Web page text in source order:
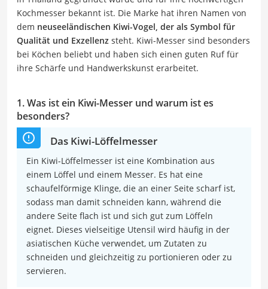
Kochmesser bekannt ist. Die Marke hat ihren Namen von
dem neuseeländischen Kiwi-Vogel, der als Symbol für
Qualität und Exzellenz steht. Kiwi-Messer sind besonders
bei Köchen beliebt und haben sich einen guten Ruf für
ihre Schärfe und Handwerkskunst erarbeitet.
1. Was ist ein Kiwi-Messer und warum ist es
besonders?
Das Kiwi-Löffelmesser
Ein Kiwi-Löffelmesser ist eine Kombination aus
einem Löffel und einem Messer. Es hat eine
schaufelförmige Klinge, die an einer Seite scharf ist,
sodass man damit schneiden kann, während die
andere Seite flach ist und sich gut zum Löffeln
eignet. Dieses vielseitige Utensil wird häufig in der
asiatischen Küche verwendet, um Zutaten zu
schneiden und gleichzeitig zu portionieren oder zu
servieren.